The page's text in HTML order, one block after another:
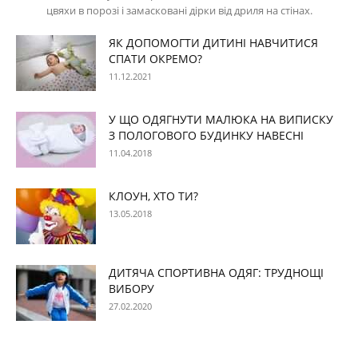
цвяхи в порозі і замасковані дірки від дриля на стінах.
ЯК ДОПОМОГТИ ДИТИНІ НАВЧИТИСЯ
СПАТИ ОКРЕМО?
11.12.2021
У ЩО ОДЯГНУТИ МАЛЮКА НА ВИПИСКУ
З ПОЛОГОВОГО БУДИНКУ НАВЕСНІ
11.04.2018
КЛОУН, ХТО ТИ?
13.05.2018
ДИТЯЧА СПОРТИВНА ОДЯГ: ТРУДНОЩІ
ВИБОРУ
27.02.2020